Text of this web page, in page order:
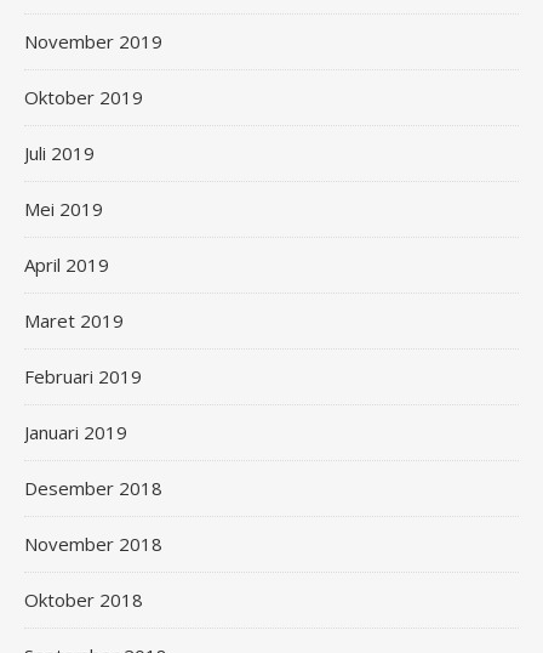
November 2019
Oktober 2019
Juli 2019
Mei 2019
April 2019
Maret 2019
Februari 2019
Januari 2019
Desember 2018
November 2018
Oktober 2018